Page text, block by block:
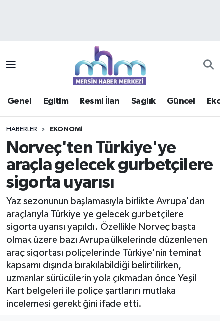
Genel Eğitim Resmi İlan Sağlık Güncel
HABERLER EKONOMI
Norveç'ten Türkiye'ye
araçla gelecek gurbetçilere
sigorta uyarısı
Yaz sezonunun başlamasıyla birlikte Avrupa'dan
araçlarıyla Türkiye'ye gelecek gurbetçilere
sigorta uyarısı yapıldı. Özellikle Norveç başta
olmak üzere bazı Avrupa ülkelerinde düzenlenen
araç sigortası poliçelerinde Türkiye'nin teminat
kapsamı dışında bırakılabildiği belirtilirken,
uzmanlar sürücülerin yola çıkmadan önce Yeşil
Kart belgeleri ile poliçe şartlarını mutlaka
incelemesi gerektiğini ifade etti.
Güncel
Haberde insan
Kültür - Sanat
Magazin
Mersin
Mersin Tarihi
Mersin Trafik Yoğunluk Haritası
Süper Lig Puan Durumu ve Fikstür
Haber Arşivi